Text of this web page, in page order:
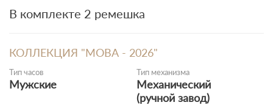
В комплекте 2 ремешка
КОЛЛЕКЦИЯ "МОВА - 2026"
Тип часов
Мужские
Тип механизма
Механический
(ручной завод)